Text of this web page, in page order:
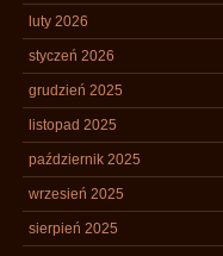
luty 2026
styczeń 2026
grudzień 2025
listopad 2025
październik 2025
wrzesień 2025
sierpień 2025